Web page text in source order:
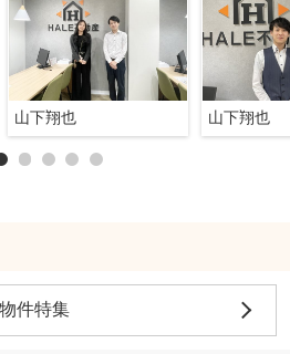
山下翔也 山下翔也
件特集